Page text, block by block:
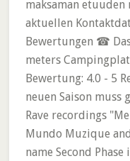
maksaman
aktuellen
Bewertungen ☎
meters
Bewertung: 4.0 - 5
neuen Saison muss
Rave recordings
Mundo Muzique
name Second